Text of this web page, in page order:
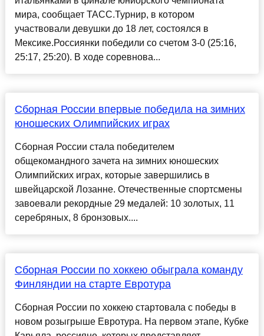
мира, сообщает ТАСС.Турнир, в котором
участвовали девушки до 18 лет, состоялся в
Мексике.Россиянки победили со счетом 3-0 (25:16,
25:17, 25:20). В ходе соревнова...
Сборная России впервые победила на зимних
юношеских Олимпийских играх
Сборная России стала победителем
общекомандного зачета на зимних юношеских
Олимпийских играх, которые завершились в
швейцарской Лозанне. Отечественные спортсмены
завоевали рекордные 29 медалей: 10 золотых, 11
серебряных, 8 бронзовых....
Сборная России по хоккею обыграла команду
Финляндии на старте Евротура
Сборная России по хоккею стартовала с победы в
новом розыгрыше Евротура. На первом этапе, Кубке